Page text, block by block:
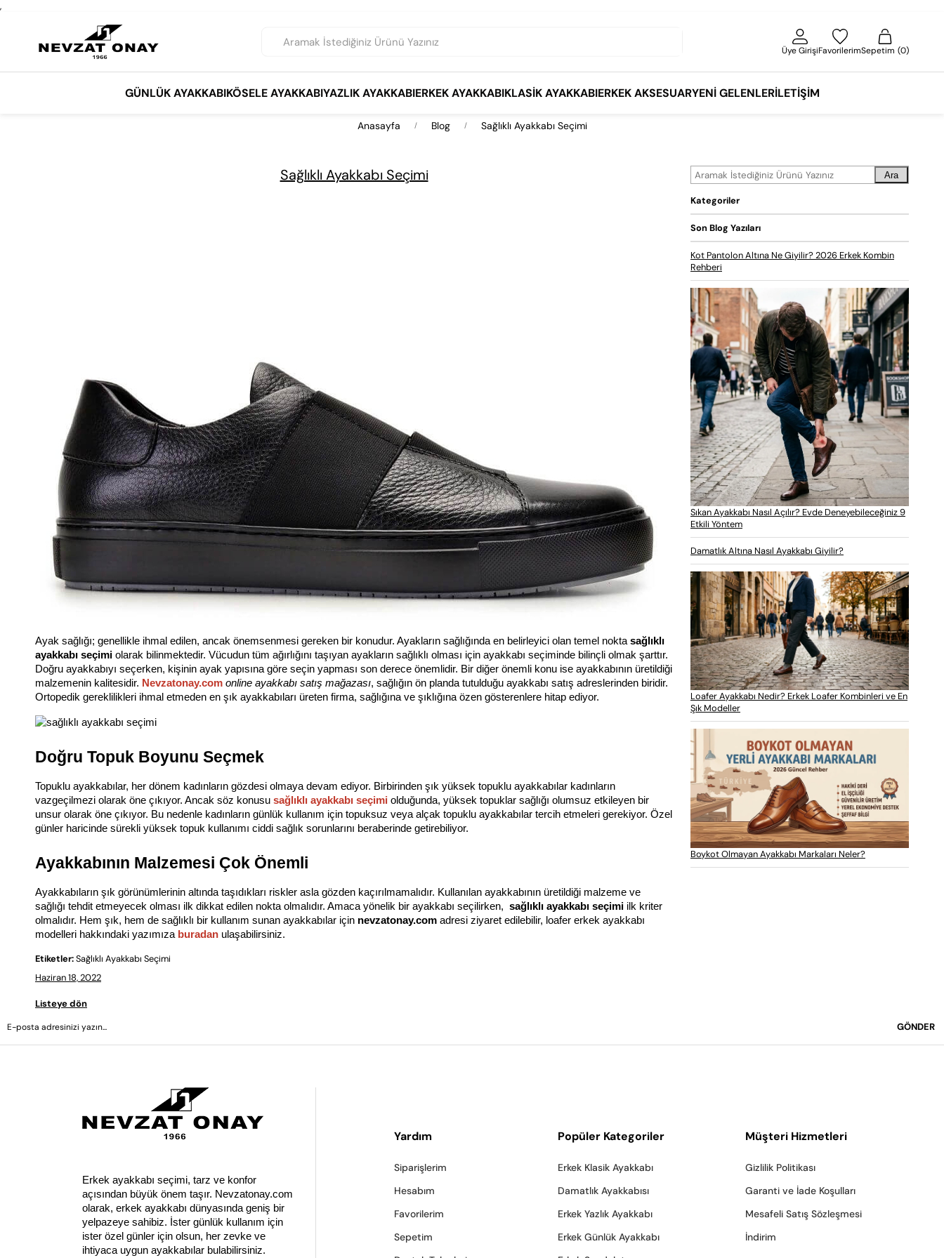
,
Üye GirişiFavorilerimSepetim 0
GÜNLÜK AYAKKABIKÖSELE AYAKKABIYAZLIK AYAKKABIERKEK AYAKKABIKLASIK AYAKKABIERKEK AKSESUARYENI GELENLERİLETIŞIM
Anasayfa Blog Sağlıklı Ayakkabı Seçimi
Sağlıklı Ayakkabı Seçimi
Ayak sağlığı; genellikle ihmal edilen, ancak önemsenmesi gereken bir konudur. Ayakların sağlığında en belirleyici olan temel nokta sağlıklı
ayakkabı seçimi olarak bilinmektedir. Vücudun tüm ağırlığını taşıyan ayakların sağlıklı olması için ayakkabı seçiminde bilinçli olmak şarttır.
Doğru ayakkabıyı seçerken, kişinin ayak yapısına göre seçin yapması son derece önemlidir. Bir diğer önemli konu ise ayakkabının üretildiği
malzemenin kalitesidir. Nevzatonay.com online ayakkabı satış mağazası, sağlığın ön planda tutulduğu ayakkabı satış adreslerinden biridir.
Ortopedik gereklilikleri ihmal etmeden en şık ayakkabıları üreten firma, sağlığına ve şıklığına özen gösterenlere hitap ediyor.
Doğru Topuk Boyunu Seçmek
Topuklu ayakkabılar, her dönem kadınların gözdesi olmaya devam ediyor. Birbirinden şık yüksek topuklu ayakkabılar kadınların
vazgeçilmezi olarak öne çıkıyor. Ancak söz konusu sağlıklı ayakkabı seçimi olduğunda, yüksek topuklar sağlığı olumsuz etkileyen bir
unsur olarak öne çıkıyor. Bu nedenle kadınların günlük kullanım için topuksuz veya alçak topuklu ayakkabılar tercih etmeleri gerekiyor. Özel
günler haricinde sürekli yüksek topuk kullanımı ciddi sağlık sorunlarını beraberinde getirebiliyor.
Ayakkabının Malzemesi Çok Önemli
Ayakkabıların şık görünümlerinin altında taşıdıkları riskler asla gözden kaçırılmamalıdır. Kullanılan ayakkabının üretildiği malzeme ve
sağlığı tehdit etmeyecek olması ilk dikkat edilen nokta olmalıdır. Amaca yönelik bir ayakkabı seçilirken, sağlıklı ayakkabı seçimi ilk kriter
olmalıdır. Hem şık, hem de sağlıklı bir kullanım sunan ayakkabılar için nevzatonay.com adresi ziyaret edilebilir, loafer erkek ayakkabı
modelleri hakkındaki yazımıza buradan ulaşabilirsiniz.
Etiketler:Sağlıklı Ayakkabı Seçimi
Haziran 18, 2022
Listeye dön
Ara
Kategoriler
Son Blog Yazıları
Kot Pantolon Altına Ne Giyilir? 2026 Erkek Kombin
Rehberi
Sıkan Ayakkabı Nasıl Açılır? Evde Deneyebileceğiniz 9
Etkili Yöntem
Damatlık Altına Nasıl Ayakkabı Giyilir?
Loafer Ayakkabı Nedir? Erkek Loafer Kombinleri ve En
Şık Modeller
Boykot Olmayan Ayakkabı Markaları Neler?
GÖNDER
Erkek ayakkabı seçimi, tarz ve konfor
açısından büyük önem taşır. Nevzatonay.com
olarak, erkek ayakkabı dünyasında geniş bir
yelpazeye sahibiz. İster günlük kullanım için
ister özel günler için olsun, her zevke ve
ihtiyaca uygun ayakkabılar bulabilirsiniz.
Yardım
Siparişlerim
Hesabım
Favorilerim
Sepetim
Popüler Kategoriler
Erkek Klasik Ayakkabı
Damatlık Ayakkabısı
Erkek Yazlık Ayakkabı
Erkek Günlük Ayakkabı
Müşteri Hizmetleri
Gizlilik Politikası
Garanti ve İade Koşulları
Mesafeli Satış Sözleşmesi
İndirim